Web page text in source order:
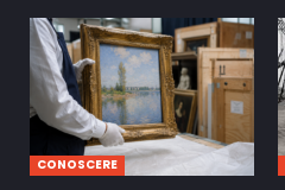
CONOSCERE